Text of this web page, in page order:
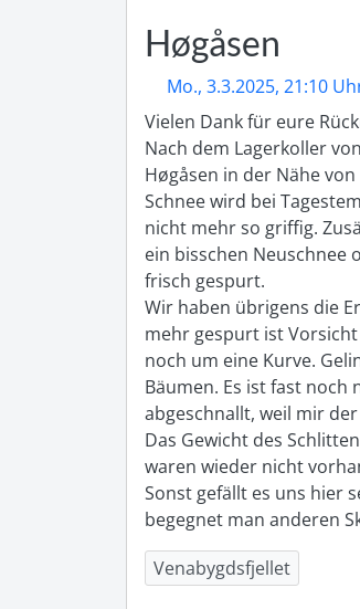
Høgåsen
Mo., 3.3.2025, 21:10
Vielen Dank für eure
Nach dem Lagerkoller
Høgåsen in der Nähe
Schnee wird bei
nicht mehr so griffig.
ein bisschen Neuschnee
frisch gespurt.
Wir haben übrigens die
mehr gespurt ist
noch um eine Kurve.
Bäumen. Es ist fast noch
abgeschnallt, weil mir
Das Gewicht des
waren wieder nicht
Sonst gefällt es uns hier
begegnet man anderen
Venabygdsfjellet